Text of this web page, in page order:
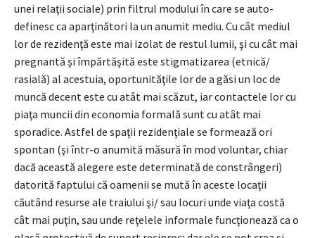
unei relaţii sociale) prin filtrul modului în care se auto-
definesc ca aparţinători la un anumit mediu. Cu cât mediul
lor de rezidenţă este mai izolat de restul lumii, şi cu cât mai
pregnantă şi împărtăşită este stigmatizarea (etnică/
rasială) al acestuia, oportunităţile lor de a găsi un loc de
muncă decent este cu atât mai scăzut, iar contactele lor cu
piaţa muncii din economia formală sunt cu atât mai
sporadice. Astfel de spaţii rezidenţiale se formează ori
spontan (şi într-o anumită măsură în mod voluntar, chiar
dacă această alegere este determinată de constrângeri)
datorită faptului că oamenii se mută în aceste locaţii
căutând resurse ale traiului şi/ sau locuri unde viaţa costă
cât mai puţin, sau unde reţelele informale funcţionează ca o